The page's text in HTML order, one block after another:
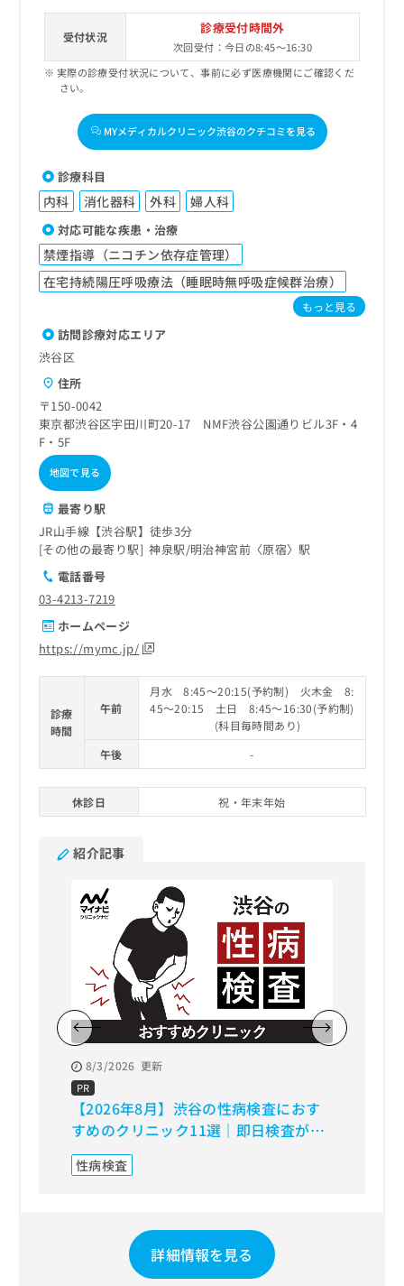
受付状況
診療受付時間外
次回受付：今日の8:45～16:30
実際の診療受付状況について、事前に必ず医療機関にご確認くだ
さい。
MYメディカルクリニック渋谷のクチコミを見る
診療科目
内科 消化器科 外科 婦人科
対応可能な疾患・治療
禁煙指導（ニコチン依存症管理）
在宅持続陽圧呼吸療法（睡眠時無呼吸症候群治療）
もっと見る
訪問診療対応エリア
渋谷区
住所
〒150-0042
東京都渋谷区宇田川町20-17 NMF渋谷公園通りビル3F・4
F・5F
地図で見る
最寄り駅
JR山手線【渋谷駅】徒歩3分
その他の最寄り駅
神泉駅 明治神宮前〈原宿〉駅
電話番号
03-4213-7219
ホームページ
https://mymc.jp/
診療
時間
午前
月水 8:45～20:15(予約制) 火木金 8:
45～20:15 土日 8:45～16:30(予約制)
(科目毎時間あり)
午後
-
休診日 祝・年末年始
紹介記事
8/3/2026 更新
PR
【2026年8月】渋谷の性病検査におす
すめのクリニック11選｜即日検査がで
きる施設も
性病検査
詳細情報を見る